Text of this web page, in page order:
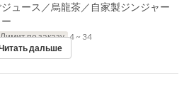
ュース／烏龍茶／自家製ジンジャー
Лимит по заказу 4 ~ 34
дальше